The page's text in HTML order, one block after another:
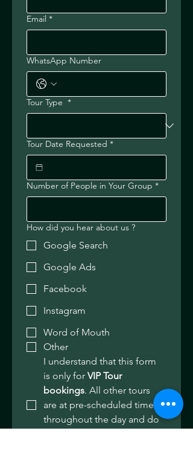
Email *
WhatsApp Number
Tour Type *
Tour Date Requested *
Number of People in Your Group *
How did you hear about us ?
Google Search
Google Ads
Facebook
Instagram
Word of Mouth
Other
I understand that this form
is only for VIP Tour
bookings. All other tours
are at pre-scheduled times
throughout the day and do